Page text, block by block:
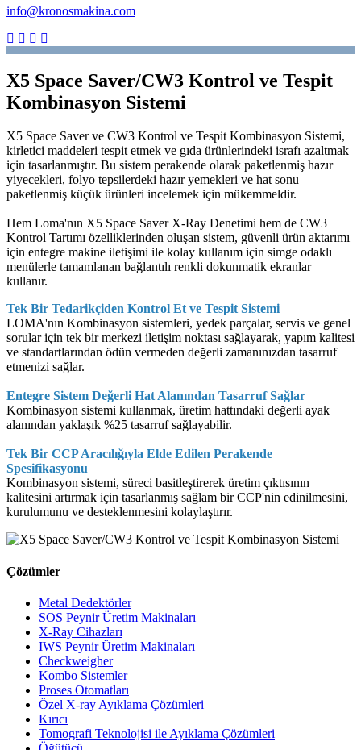
info@kronosmakina.com
X5 Space Saver/CW3 Kontrol ve Tespit
Kombinasyon Sistemi
X5 Space Saver ve CW3 Kontrol ve Tespit Kombinasyon Sistemi,
kirletici maddeleri tespit etmek ve gıda ürünlerindeki israfı azaltmak
için tasarlanmıştır. Bu sistem perakende olarak paketlenmiş hazır
yiyecekleri, folyo tepsilerdeki hazır yemekleri ve hat sonu
paketlenmiş küçük ürünleri incelemek için mükemmeldir.
Hem Loma'nın X5 Space Saver X-Ray Denetimi hem de CW3
Kontrol Tartımı özelliklerinden oluşan sistem, güvenli ürün aktarımı
için entegre makine iletişimi ile kolay kullanım için simge odaklı
menülerle tamamlanan bağlantılı renkli dokunmatik ekranlar
kullanır.
Tek Bir Tedarikçiden Kontrol Et ve Tespit Sistemi
LOMA'nın Kombinasyon sistemleri, yedek parçalar, servis ve genel
sorular için tek bir merkezi iletişim noktası sağlayarak, yapım kalitesi
ve standartlarından ödün vermeden değerli zamanınızdan tasarruf
etmenizi sağlar.
Entegre Sistem Değerli Hat Alanından Tasarruf Sağlar
Kombinasyon sistemi kullanmak, üretim hattındaki değerli ayak
alanından yaklaşık %25 tasarruf sağlayabilir.
Tek Bir CCP Aracılığıyla Elde Edilen Perakende
Spesifikasyonu
Kombinasyon sistemi, süreci basitleştirerek üretim çıktısının
kalitesini artırmak için tasarlanmış sağlam bir CCP'nin edinilmesini,
kurulumunu ve desteklenmesini kolaylaştırır.
Çözümler
Metal Dedektörler
SOS Peynir Üretim Makinaları
X-Ray Cihazları
IWS Peynir Üretim Makinaları
Checkweigher
Kombo Sistemler
Proses Otomatları
Özel X-ray Ayıklama Çözümleri
Kırıcı
Tomografi Teknolojisi ile Ayıklama Çözümleri